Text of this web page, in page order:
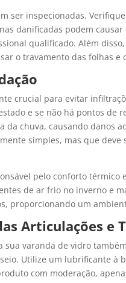
ser inspecionadas.
danificadas podem
qualificado. Além
o travamento das folhas e
crucial para evitar
e se não há pontos de
chuva, causando danos
simples, mas que
pelo conforto térmico
de ar frio no inverno e
proporcionando um
Articulações e
sua varanda de vidro
Utilize um lubrificante à
com moderação,